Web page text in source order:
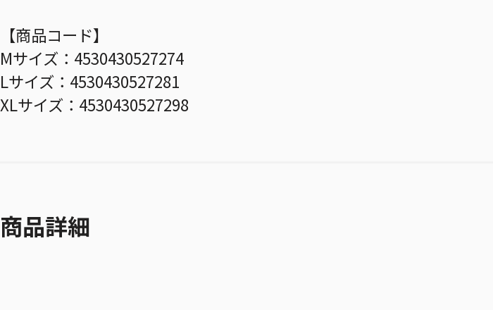
【商品コード】
Mサイズ：4530430527274
Lサイズ：4530430527281
XLサイズ：4530430527298
商品詳細